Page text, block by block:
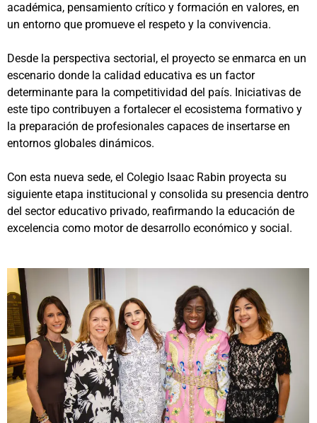
académica, pensamiento crítico y formación en valores, en
un entorno que promueve el respeto y la convivencia.
Desde la perspectiva sectorial, el proyecto se enmarca en un
escenario donde la calidad educativa es un factor
determinante para la competitividad del país. Iniciativas de
este tipo contribuyen a fortalecer el ecosistema formativo y
la preparación de profesionales capaces de insertarse en
entornos globales dinámicos.
Con esta nueva sede, el Colegio Isaac Rabin proyecta su
siguiente etapa institucional y consolida su presencia dentro
del sector educativo privado, reafirmando la educación de
excelencia como motor de desarrollo económico y social.